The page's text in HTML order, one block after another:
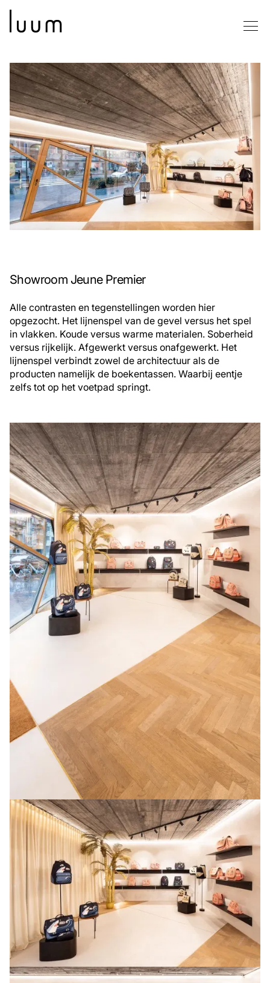
Showroom Jeune Premier
Alle contrasten en tegenstellingen worden hier
opgezocht. Het lijnenspel van de gevel versus het spel
in vlakken. Koude versus warme materialen. Soberheid
versus rijkelijk. Afgewerkt versus onafgewerkt. Het
lijnenspel verbindt zowel de architectuur als de
producten namelijk de boekentassen. Waarbij eentje
zelfs tot op het voetpad springt.